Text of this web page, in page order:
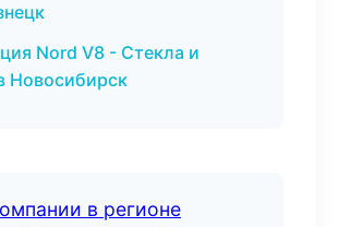
Nord V8 - Стекла и
Новосибирск
в регионе